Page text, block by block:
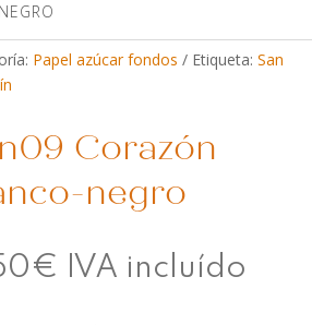
Papel azúcar fondos Etiqueta:San
Corazón
negro
€ IVA incluído